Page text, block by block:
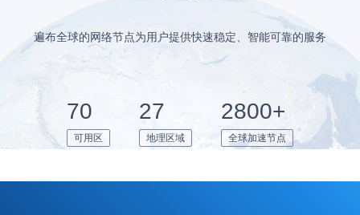
遍布全球的网络节点为用户提供快速稳定、智能可靠的服务
70
可用区
27
地理区域
2800+
全球加速节点